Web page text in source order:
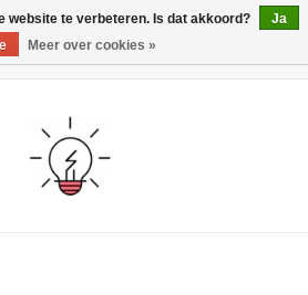
website te verbeteren. Is dat akkoord?
Ja
Meer over cookies »